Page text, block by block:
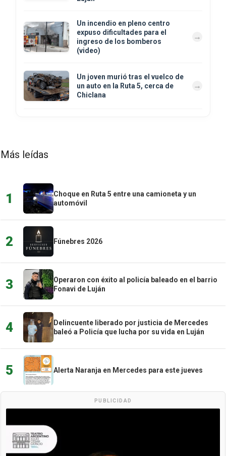
Un incendio en pleno centro
expuso dificultades para el
ingreso de los bomberos
(video)
Un joven murió tras el vuelco de
un auto en la Ruta 5, cerca de
Chiclana
Más leídas
1
Choque en Ruta 5 entre una camioneta y un
automóvil
2 Fúnebres 2026
3
Operaron con éxito al policía baleado en el barrio
Fonavi de Luján
4
Delincuente liberado por justicia de Mercedes
baleó a Policía que lucha por su vida en Luján
5 Alerta Naranja en Mercedes para este jueves
PUBLICIDAD